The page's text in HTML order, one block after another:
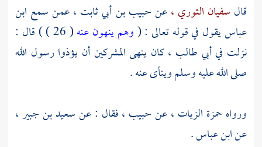
قال سفيان الثوري ،عنحبيب بن أبي ثابت ،عمن سمع ابن
عباسيقول في قوله تعالى : (وهم ينهون عنه
( 26 ) ) قال :
نزلت فيأبي طالب ،كان ينهى المشركين أن يؤذوا رسول الله
صلى الله عليه وسلم وينأى عنه .
ورواه حمزة الزيات ،عنحبيب ،فقال : عنسعيد بن جبير ،
عنابن عباس.